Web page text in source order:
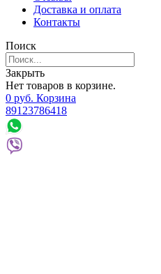
Доставка и оплата
Контакты
Поиск
Закрыть
Нет товаров в корзине.
0 руб. Корзина
89123786418